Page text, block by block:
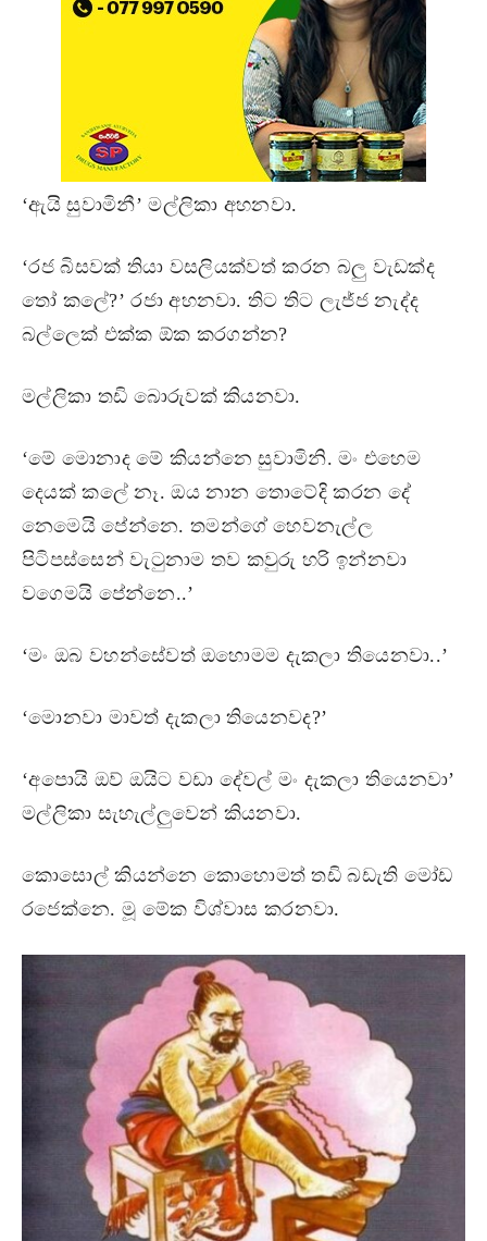
‘ඇයි සුවාමිනී’ මල්ලිකා අහනවා.
‘රජ බිසවක් තියා වසලි‍යක්වත් කරන බලු වැඩක්ද
තෝ කලේ?’ රජා අහනවා. තිට තිට ලැජ්ජ නැද්ද
බල්ලෙක් එක්ක ඕක කරගන්න?
මල්ලිකා තඩි ‍බොරුවක් කියනවා.
‘මේ මොනාද මේ කියන්නෙ සුවාමිනි. මං එහෙම
දෙයක් කලේ නෑ. ඔය නාන තොටේදි කරන දේ
නෙමෙයි පේන්නෙ. තමන්ගේ හෙවනැල්ල
පිටිපස්සෙන් වැටුනාම තව කවුරු හරි ඉන්නවා
වගෙමයි පේන්නෙ..’
‘මං ඔබ වහන්සේවත් ඔ‍හොමම දැකලා තියෙනවා..’
‘මොනවා මාවත් දැකලා තියෙනවද?’
‘අපොයි ඔව් ඔයිට වඩා දේවල් මං දැකලා තියෙනවා’
මල්ලිකා සැහැල්ලුවෙන් කියනවා.
කොසොල් කියන්නෙ කොහොමත් තඩි බඩැති මෝඩ
රජෙක්නෙ. මූ මේක විශ්වාස කරනවා.